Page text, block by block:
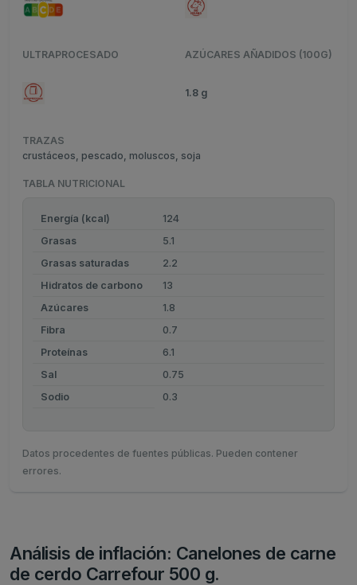
ULTRAPROCESADO AZÚCARES AÑADIDOS (100G)
1.8 g
TRAZAS
crustáceos, pescado, moluscos, soja
TABLA NUTRICIONAL
Energía (kcal)
124
Grasas
5.1
Grasas saturadas
2.2
Hidratos de carbono
13
Azúcares
1.8
Fibra
0.7
Proteínas
6.1
Sal
0.75
Sodio
0.3
Datos procedentes de fuentes públicas. Pueden contener
errores.
Análisis de inflación: Canelones de carne
de cerdo Carrefour 500 g.